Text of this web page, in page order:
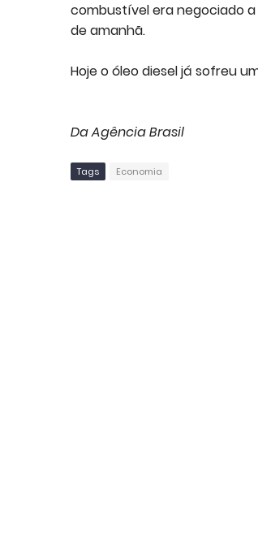
combustível era negociado a
de amanhã.
Hoje o óleo diesel já sofreu
Da Agência Brasil
Tags Economia